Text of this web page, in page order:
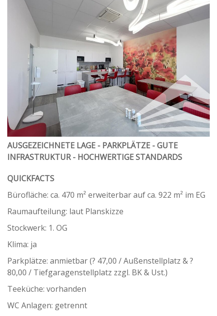
AUSGEZEICHNETE LAGE - PARKPLÄTZE - GUTE
INFRASTRUKTUR - HOCHWERTIGE STANDARDS
QUICKFACTS
Bürofläche: ca. 470 m² erweiterbar auf ca. 922 m² im EG
Raumaufteilung: laut Planskizze
Stockwerk: 1. OG
Klima: ja
Parkplätze: anmietbar (? 47,00 / Außenstellplatz & ?
80,00 / Tiefgaragenstellplatz zzgl. BK & Ust.)
Teeküche: vorhanden
WC Anlagen: getrennt